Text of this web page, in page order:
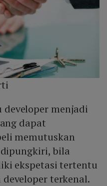
developer menjadi
dapat
memutuskan
bila
ekspetasi tertentu
terkenal.